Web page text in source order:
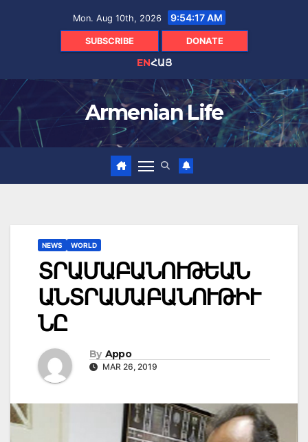
Mon. Aug 10th, 2026 9:54:19 AM
SUBSCRIBE DONATE
ENՀԱՅ
Armenian Life
NEWS WORLD
ՏՐԱՄԱԲԱՆՈՒԹԵԱՆ
ԱՆՏՐԱՄԱԲԱՆՈՒԹԻՒ
ՆԸ
By Appo
MAR 26, 2019